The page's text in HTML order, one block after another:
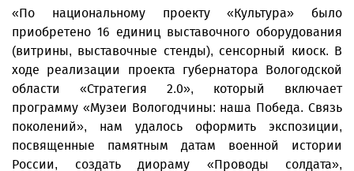
«По национальному проекту «Культура» было
приобретено 16 единиц выставочного оборудования
(витрины, выставочные стенды), сенсорный киоск. В
ходе реализации проекта губернатора Вологодской
области «Стратегия 2.0», который включает
программу «Музеи Вологодчины: наша Победа. Связь
поколений», нам удалось оформить экспозиции,
посвященные памятным датам военной истории
России, создать диораму «Проводы солдата»,